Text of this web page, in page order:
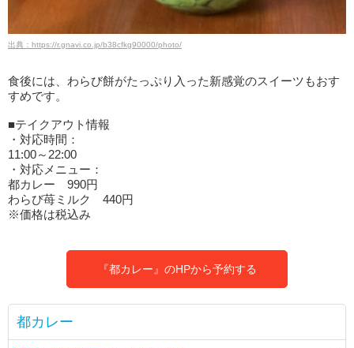
出典：https://r.gnavi.co.jp/b38cfkg90000/photo/
食後には、わらび餅がたっぷり入った新感覚のスイーツもおす
すめです。
■テイクアウト情報
・対応時間：
11:00～22:00
・対応メニュー：
都カレー 990円
わらび苺ミルク 440円
※価格は税込み
『都カレー』のHPから予約する
都カレー